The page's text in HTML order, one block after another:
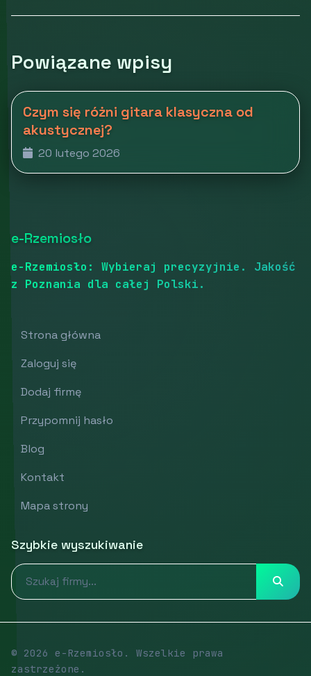
Powiązane wpisy
Czym się różni gitara klasyczna od
akustycznej?
20 lutego 2026
e-Rzemiosło
e-Rzemiosło: Wybieraj precyzyjnie. Jakość
z Poznania dla całej Polski.
Strona główna
Zaloguj się
Dodaj firmę
Przypomnij hasło
Blog
Kontakt
Mapa strony
Szybkie wyszukiwanie
© 2026 e-Rzemiosło. Wszelkie prawa
zastrzeżone.